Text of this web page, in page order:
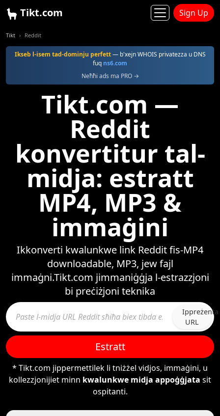
Tikt.com Sign Up
Tikt Reddit
Ikseb l-isem tad-dominju perfett— b'xejn WHOIS privatezza u DNS
fuq ns6.com
Neħħi ads ma PRO →
Tikt.com —
Reddit
konvertitur tal-
midja: estratt
MP4, MP3 &
immaġini
Ikkonverti kwalunkwe link Reddit fis-MP4
downloadable, MP3, jew fajl
immaġni.Tikt.com jimmaniġġja l-estrazzjoni
bi preċiżjoni teknika
Ippreżenta
URL
Estratt
* Tikt.com jippermettilek li tniżżel vidjos, immaġini, u
kollezzjonijiet minn kwalunkwe midja appoġġjata sit
ospitanti.